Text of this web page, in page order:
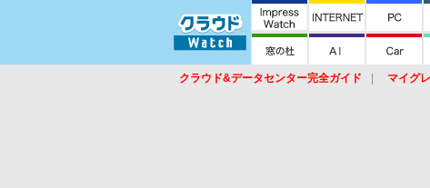
クラウド&データセンター完全ガイド マイグ